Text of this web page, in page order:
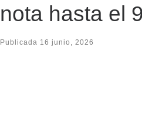
nota hasta el
Publicada 16 junio, 2026